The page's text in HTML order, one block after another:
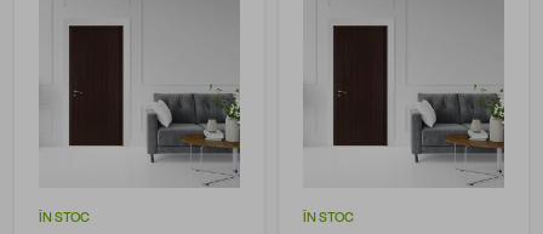
ÎN STOC ÎN STOC